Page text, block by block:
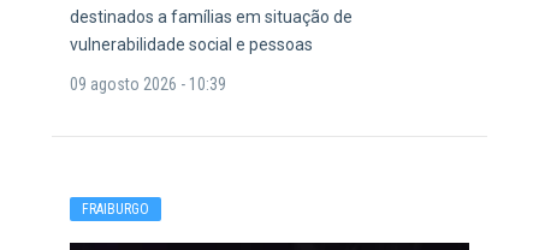
destinados a famílias em situação de
vulnerabilidade social e pessoas
09 agosto 2026 - 10:39
FRAIBURGO